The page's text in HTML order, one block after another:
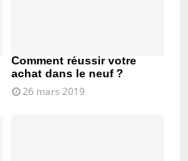
Comment réussir votre
achat dans le neuf ?
26 mars 2019